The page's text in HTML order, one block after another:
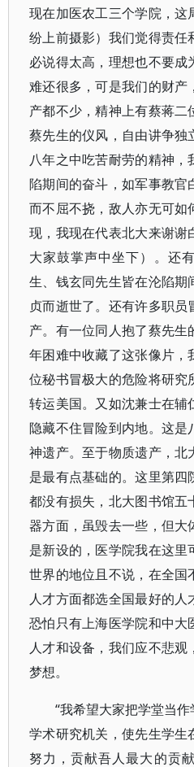
现在加医农工三个学院，
纷上前摄影）我们觉得责任
必说得太高，理想也不要成
难还很多，可是我们的财
产都不少，精神上有蔡蒋
蔡先生的仪风，自由讲争
八年之中吃苦耐劳的精神
陷期间的奋斗，如军事教
而不屈不挠，敌人亦无可如
现，我现在代表北大来谢谢
大家鼓掌声中坐下）。还
生、钱玄同先生皆在沦陷期
贞而逝世了。还有许多职
产。有一位同人抱了蔡先生
年困难中收藏了这张像片，
位秘书冒极大的危险将研究
转运美国。又如沈兼士在
隐藏不住冒险到内地。这
神遗产。至于物质遗产，北
是最有点基础的。这里第四
都没有损失，北大图书馆五
器方面，虽毁去一些，但
是新设的，医学院我在这里
世界的地位且不说，在全国
人才方面都选全国最好的
恐怕只有上海医学院和中大
人才和设备，我们应不悲
梦想。
“我希望大家把学堂当
学术研究机关，使先生学生
努力，贡献吾人最大的贡